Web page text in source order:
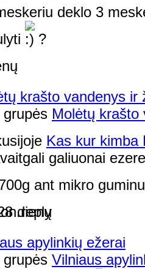
deklo 3
?
krašto vandenys
Molėtų krašto
Kas kur kimba
galiuonai
ant mikro
dienų
apylinkių ežerai
Vilniaus